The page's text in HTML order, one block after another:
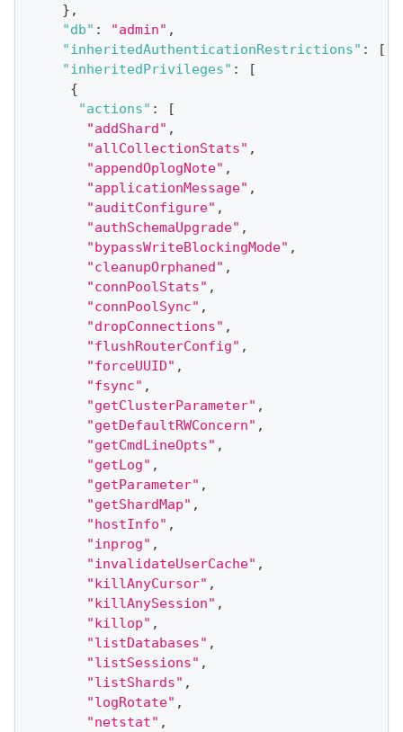
} ,
"db" : "admin" ,
"inheritedAuthenticationRestrictions" : [
"inheritedPrivileges" :
[
{
"actions" :
[
"addShard" ,
"allCollectionStats" ,
"appendOplogNote" ,
"applicationMessage" ,
"auditConfigure" ,
"authSchemaUpgrade" ,
"bypassWriteBlockingMode" ,
"cleanupOrphaned" ,
"connPoolStats" ,
"connPoolSync" ,
"dropConnections" ,
"flushRouterConfig" ,
"forceUUID" ,
"fsync" ,
"getClusterParameter" ,
"getDefaultRWConcern" ,
"getCmdLineOpts" ,
"getLog" ,
"getParameter" ,
"getShardMap" ,
"hostInfo" ,
"inprog" ,
"invalidateUserCache" ,
"killAnyCursor" ,
"killAnySession" ,
"killop" ,
"listDatabases" ,
"listSessions" ,
"listShards" ,
"logRotate" ,
"netstat" ,